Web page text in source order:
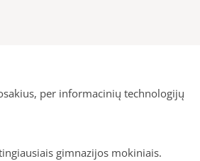
per informacinių technologijų
gimnazijos mokiniais.